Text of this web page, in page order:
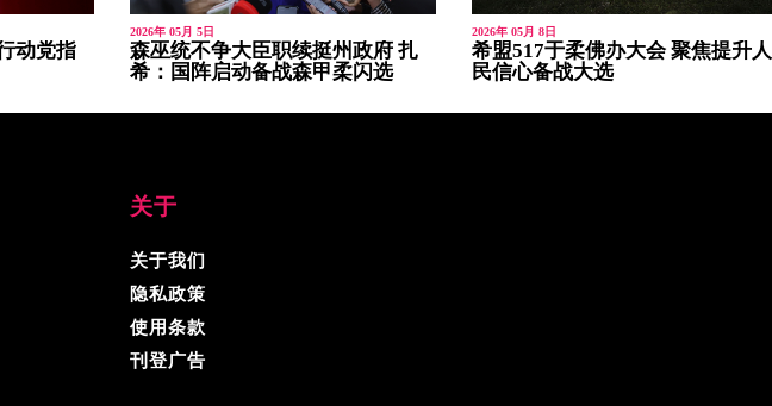
动党指
2026年 05月 5日
森巫统不争大臣职续挺州政府 扎
希：国阵启动备战森甲柔闪选
2026年 05月 8日
希盟517于柔佛办大会 聚焦提升人
民信心备战大选
关于
关于我们
隐私政策
使用条款
刊登广告